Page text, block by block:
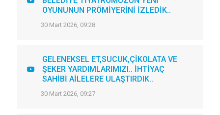
OYUNUNUN PRÖMİYERİNİ İZLEDİK..
30 Mart 2026, 09:28
GELENEKSEL ET,SUCUK,ÇİKOLATA VE
ŞEKER YARDIMLARIMIZI.. İHTİYAÇ
SAHİBİ AİLELERE ULAŞTIRDIK..
30 Mart 2026, 09:27